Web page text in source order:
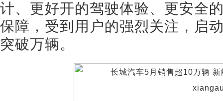
计、更好开的驾驶体验、更安全
保障，受到用户的强烈关注，启
突破万辆。